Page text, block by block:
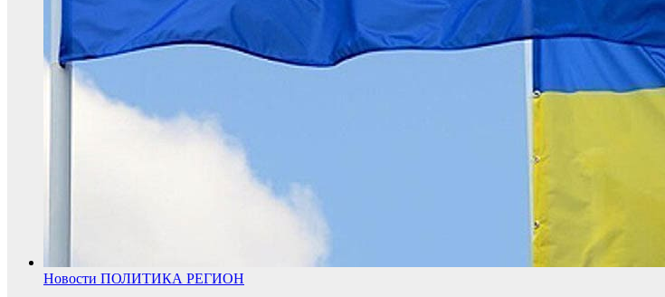
Новости ПОЛИТИКА РЕГИОН